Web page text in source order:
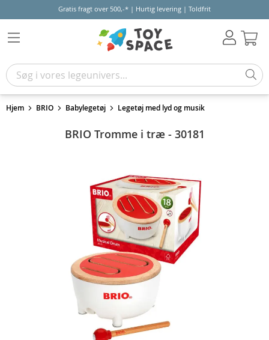
Gratis fragt over 500,-* | Hurtig levering | Toldfrit
Hjem BRIO Babylegetøj Legetøj med lyd og musik
BRIO Tromme i træ - 30181